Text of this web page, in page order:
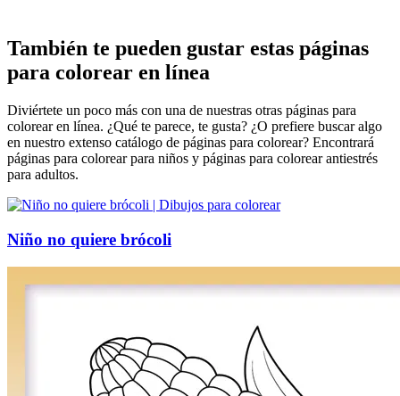
También te pueden gustar estas páginas
para colorear en línea
Diviértete un poco más con una de nuestras otras páginas para
colorear en línea. ¿Qué te parece, te gusta? ¿O prefiere buscar algo
en nuestro extenso catálogo de páginas para colorear? Encontrará
páginas para colorear para niños y páginas para colorear antiestrés
para adultos.
Niño no quiere brócoli